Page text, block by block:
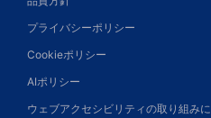
プライバシーポリシー
Cookieポリシー
AIポリシー
ウェブアクセシビリティの取り組み